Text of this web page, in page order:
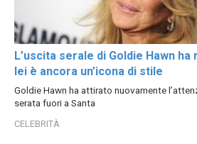
L’uscita serale di Goldie Hawn
lei è ancora un’icona di stile
Goldie Hawn ha attirato nuovamente
serata fuori a Santa
CELEBRITÀ